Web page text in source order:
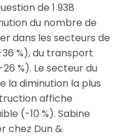
de 1 938
du nombre de
dans les secteurs de
%), du transport
%). Le secteur du
la diminution la plus
affiche
(-10 %). Sabine
chez Dun &